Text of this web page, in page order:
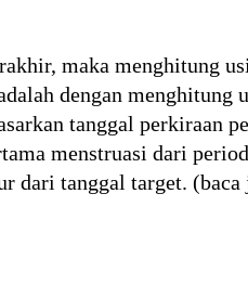
maka menghitung
dengan
tanggal perkiraan
menstruasi dari
dari tanggal target. (baca